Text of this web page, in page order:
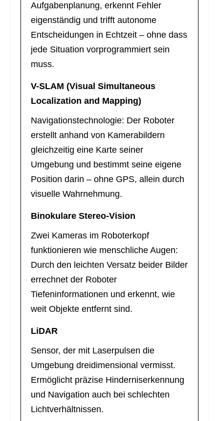
Aufgabenplanung, erkennt Fehler
eigenständig und trifft autonome
Entscheidungen in Echtzeit – ohne dass
jede Situation vorprogrammiert sein
muss.
V-SLAM (Visual Simultaneous
Localization and Mapping)
Navigationstechnologie: Der Roboter
erstellt anhand von Kamerabildern
gleichzeitig eine Karte seiner
Umgebung und bestimmt seine eigene
Position darin – ohne GPS, allein durch
visuelle Wahrnehmung.
Binokulare Stereo-Vision
Zwei Kameras im Roboterkopf
funktionieren wie menschliche Augen:
Durch den leichten Versatz beider Bilder
errechnet der Roboter
Tiefeninformationen und erkennt, wie
weit Objekte entfernt sind.
LiDAR
Sensor, der mit Laserpulsen die
Umgebung dreidimensional vermisst.
Ermöglicht präzise Hinderniserkennung
und Navigation auch bei schlechten
Lichtverhältnissen.